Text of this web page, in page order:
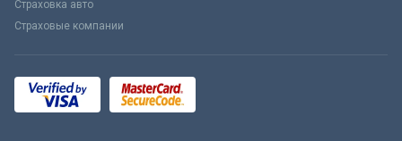
Страховка авто
Страховые компании